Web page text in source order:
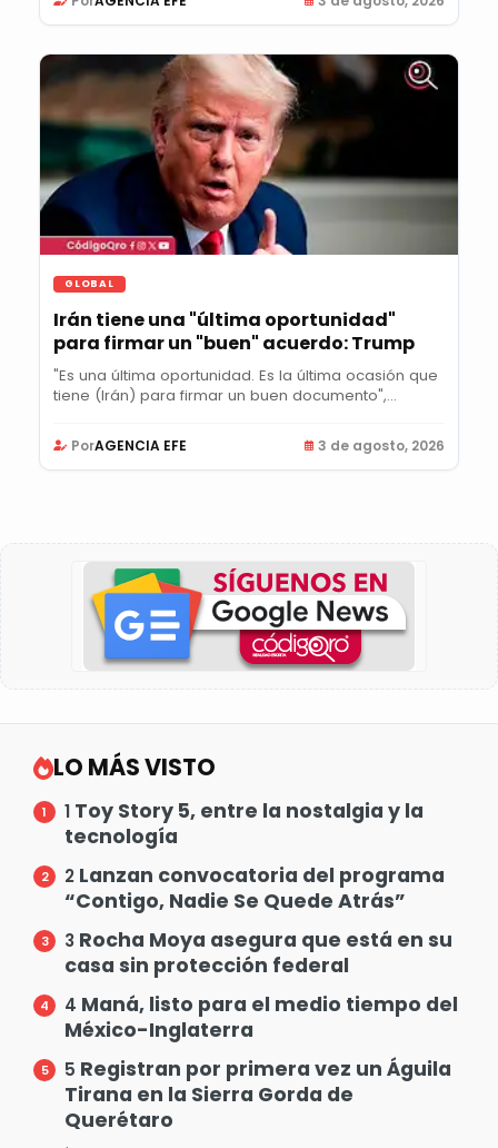
GLOBAL
Irán tiene una "última oportunidad"
para firmar un "buen" acuerdo: Trump
"Es una última oportunidad. Es la última ocasión que
tiene (Irán) para firmar un buen documento",...
PorAGENCIA EFE 3 de agosto, 2026
LO MÁS VISTO
1 Toy Story 5, entre la nostalgia y la
tecnología
2 Lanzan convocatoria del programa
“Contigo, Nadie Se Quede Atrás”
3 Rocha Moya asegura que está en su
casa sin protección federal
4 Maná, listo para el medio tiempo del
México-Inglaterra
5 Registran por primera vez un Águila
Tirana en la Sierra Gorda de
Querétaro